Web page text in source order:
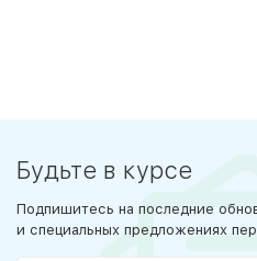
Будьте в курсе
Подпишитесь на последние
и специальных предложениях